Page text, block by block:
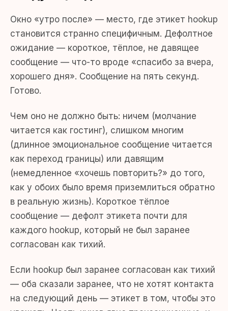
Окно «утро после» — место, где этикет hookup
становится странно специфичным. Дефолтное
ожидание — короткое, тёплое, не давящее
сообщение — что-то вроде «спасибо за вчера,
хорошего дня». Сообщение на пять секунд.
Готово.
Чем оно не должно быть: ничем (молчание
читается как гостинг), слишком многим
(длинное эмоциональное сообщение читается
как переход границы) или давящим
(немедленное «хочешь повторить?» до того,
как у обоих было время приземлиться обратно
в реальную жизнь). Короткое тёплое
сообщение — дефолт этикета почти для
каждого hookup, который не был заранее
согласован как тихий.
Если hookup был заранее согласован как тихий
— оба сказали заранее, что не хотят контакта
на следующий день — этикет в том, чтобы это